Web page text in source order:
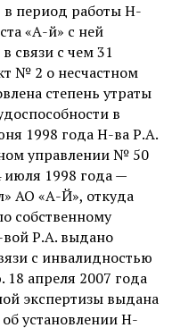
в период работы Н-
«А-й» с ней
связи с чем 31
№ 2 о несчастном
степень утраты
в
1998 года Н-ва Р.А.
управлении № 50
1998 года —
АО «А-Й», откуда
собственному
Р.А. выдано
с инвалидностью
апреля 2007 года
экспертизы выдана
установлении Н-